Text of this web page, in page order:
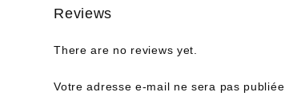
Reviews
There are no reviews yet.
Votre adresse e-mail ne sera pas publiée.